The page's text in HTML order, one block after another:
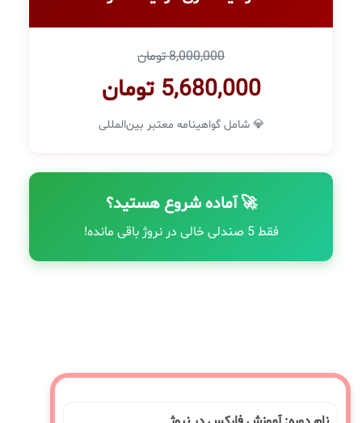
8,000,000 تومان
5,680,000 تومان
💎 شامل گواهینامه معتبر بین‌المللی
🚀 آماده شروع هستید؟
فقط 5 صندلی خالی در نروژ باقی مانده!